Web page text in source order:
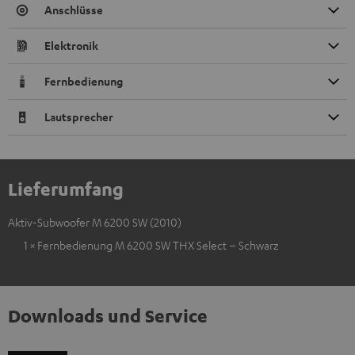
Anschlüsse
Elektronik
Fernbedienung
Lautsprecher
Lieferumfang
Aktiv-Subwoofer M 6200 SW (2010)
1 × Fernbedienung M 6200 SW THX Select – Schwarz
Downloads und Service